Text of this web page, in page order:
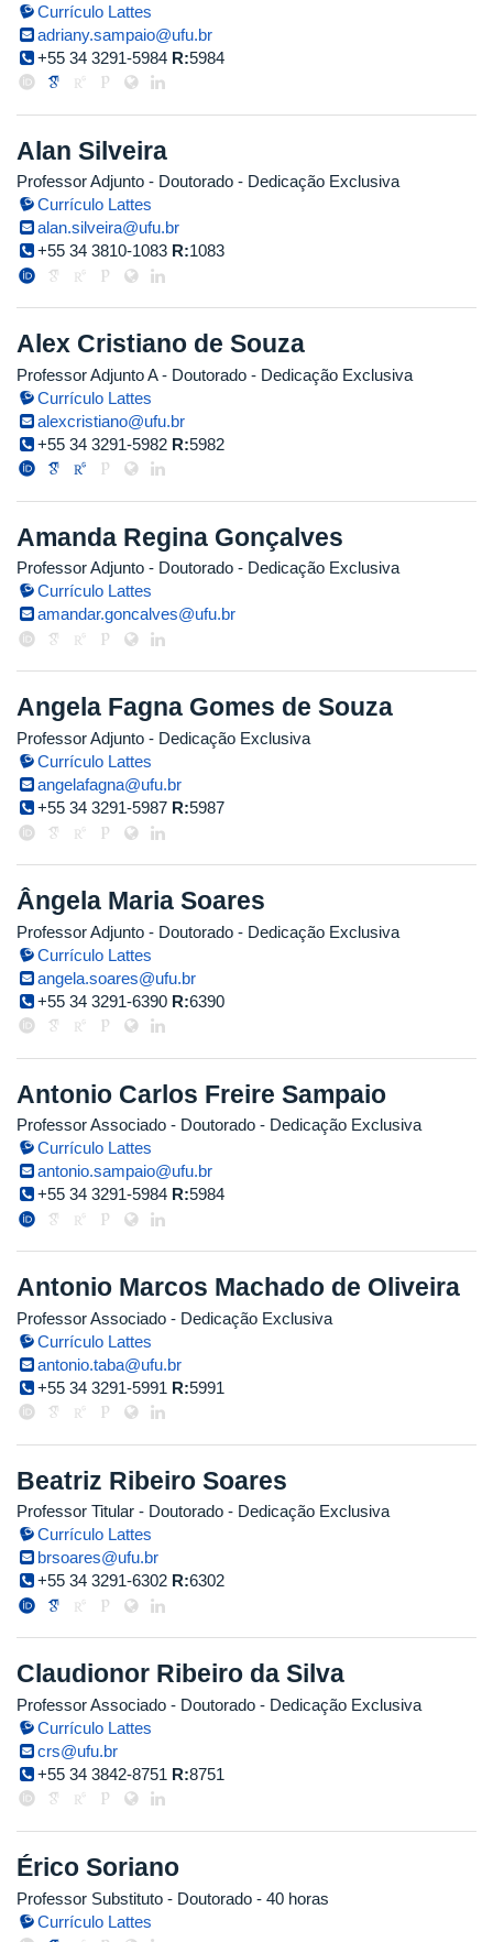
Currículo Lattes
adriany.sampaio@ufu.br
+55 34 3291-5984 R:5984
Alan Silveira
Professor Adjunto - Doutorado - Dedicação Exclusiva
Currículo Lattes
alan.silveira@ufu.br
+55 34 3810-1083 R:1083
Alex Cristiano de Souza
Professor Adjunto A- Doutorado - Dedicação Exclusiva
Currículo Lattes
alexcristiano@ufu.br
+55 34 3291-5982 R:5982
Amanda Regina Gonçalves
Professor Adjunto - Doutorado - Dedicação Exclusiva
Currículo Lattes
amandar.goncalves@ufu.br
Angela Fagna Gomes de Souza
Professor Adjunto - Dedicação Exclusiva
Currículo Lattes
angelafagna@ufu.br
+55 34 3291-5987 R:5987
Ângela Maria Soares
Professor Adjunto - Doutorado - Dedicação Exclusiva
Currículo Lattes
angela.soares@ufu.br
+55 34 3291-6390 R:6390
Antonio Carlos Freire Sampaio
Professor Associado - Doutorado - Dedicação Exclusiva
Currículo Lattes
antonio.sampaio@ufu.br
+55 34 3291-5984 R:5984
Antonio Marcos Machado de Oliveira
Professor Associado - Dedicação Exclusiva
Currículo Lattes
antonio.taba@ufu.br
+55 34 3291-5991 R:5991
Beatriz Ribeiro Soares
Professor Titular - Doutorado - Dedicação Exclusiva
Currículo Lattes
brsoares@ufu.br
+55 34 3291-6302 R:6302
Claudionor Ribeiro da Silva
Professor Associado - Doutorado - Dedicação Exclusiva
Currículo Lattes
crs@ufu.br
+55 34 3842-8751 R:8751
Érico Soriano
Professor Substituto - Doutorado - 40 horas
Currículo Lattes